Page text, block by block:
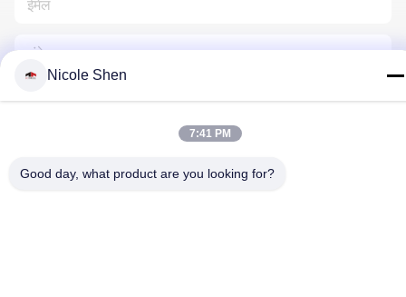
Nicole Shen
7:41 PM
Good day, what product are you looking for?